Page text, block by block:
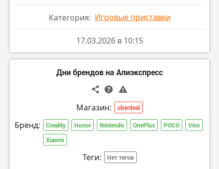
Категория: Игровые приставки
17.03.2026 в 10:15
Дни брендов на Алиэкспресс
Магазин: uberdeal
Бренд: Creality Honor Nintendo OnePlus POCO
Vivo
Xiaomi
Теги: Нет тегов